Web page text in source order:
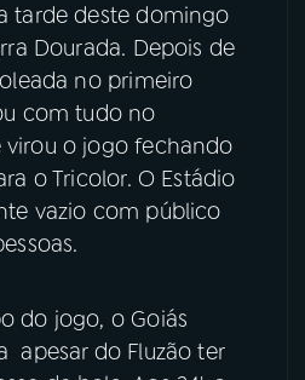
tarde deste domingo
Dourada. Depois de
no primeiro
com tudo no
o jogo fechando
o Tricolor. O Estádio
vazio com público
do jogo, o Goiás
apesar do Fluzão ter